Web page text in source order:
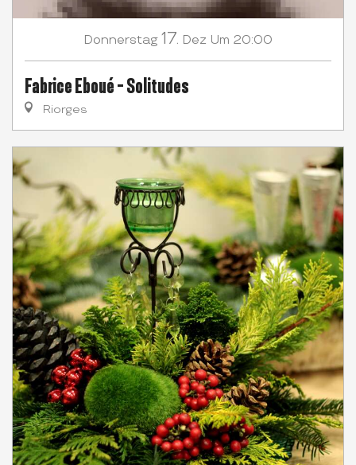
Donnerstag 17. Dez Um 20:00
Fabrice Eboué - Solitudes
Riorges